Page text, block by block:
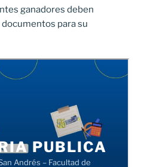
ganadores deben
para su